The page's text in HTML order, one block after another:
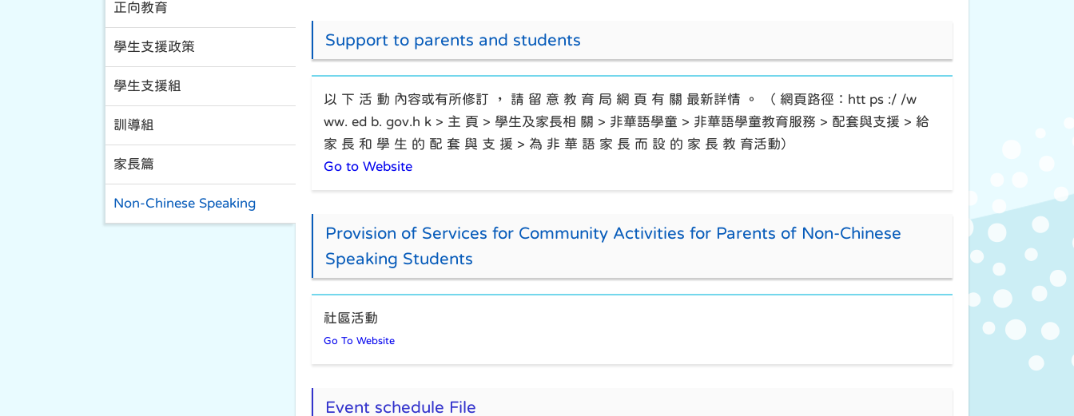
Support to parents and students
以 下 活 動 內容或有所修訂 ， 請 留 意 教 育 局 網 頁 有 關 最新詳情 。 （ 網頁路徑：htt ps :/ /w
ww. ed b. gov.h k > 主 頁 > 學生及家長相 關 > 非華語學童 > 非華語學童教育服務 > 配套與支援 > 給
家 長 和 學 生 的 配 套 與 支 援 > 為 非 華 語 家 長 而 設 的 家 長 教 育活動）
Go to Website
Provision of Services for Community Activities for Parents of Non-Chinese
Speaking Students
社區活動
Go To Website
Event schedule File
正向教育
學生支援政策
學生支援組
訓導組
家長篇
Non-Chinese Speaking